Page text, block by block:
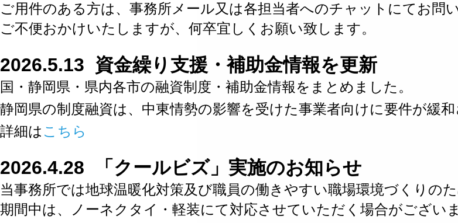
ご用件のある方は、事務所メール又は各担当者へのチャットにてお問
ご不便おかけいたしますが、何卒宜しくお願い致します。
2026.5.13 資金繰り支援・補助金情報を更新
国・静岡県・県内各市の融資制度・補助金情報をまとめました。
静岡県の制度融資は、中東情勢の影響を受けた事業者向けに要件が緩和
詳細は こちら
2026.4.28 「クールビズ」実施のお知らせ
当事務所では地球温暖化対策及び職員の働きやすい職場環境づくりのた
期間中は、ノーネクタイ・軽装にて対応させていただく場合がございま